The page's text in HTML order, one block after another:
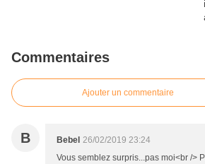
Commentaires
Ajouter un commentaire
B Bebel 26/02/2019 23:24
Vous semblez surpris...pas moi<br />